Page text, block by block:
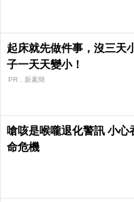
起床就先做件事，沒三天
子一天天變小！
PR．新素簡
嗆咳是喉嚨退化警訊 小心
命危機